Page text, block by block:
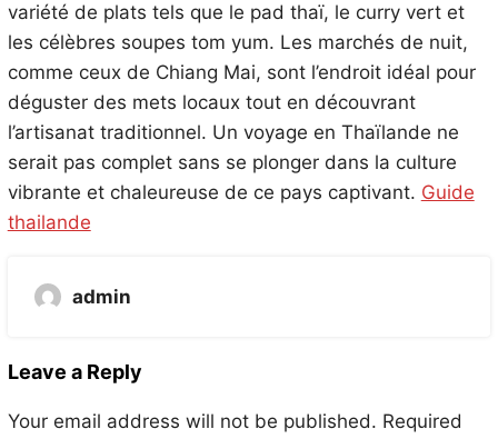
variété de plats tels que le pad thaï, le curry vert et
les célèbres soupes tom yum. Les marchés de nuit,
comme ceux de Chiang Mai, sont l’endroit idéal pour
déguster des mets locaux tout en découvrant
l’artisanat traditionnel. Un voyage en Thaïlande ne
serait pas complet sans se plonger dans la culture
vibrante et chaleureuse de ce pays captivant. Guide
thailande
admin
Leave a Reply
Your email address will not be published. Required